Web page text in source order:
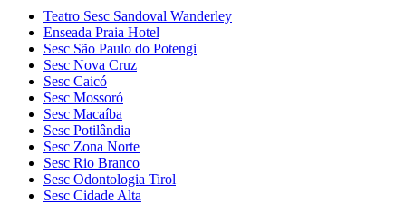
Teatro Sesc Sandoval Wanderley
Enseada Praia Hotel
Sesc São Paulo do Potengi
Sesc Nova Cruz
Sesc Caicó
Sesc Mossoró
Sesc Macaíba
Sesc Potilândia
Sesc Zona Norte
Sesc Rio Branco
Sesc Odontologia Tirol
Sesc Cidade Alta